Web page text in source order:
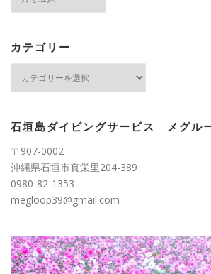
ブ
カテゴリー
ー
石垣島ダイビングサービス メグル
〒907-0002
沖縄県石垣市真栄里204-389
0980-82-1353
megloop39@gmail.com